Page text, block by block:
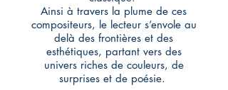
Ainsi à travers la plume de ces
compositeurs, le lecteur s’envole au
delà des frontières et des
esthétiques, partant vers des
univers riches de couleurs, de
surprises et de poésie.